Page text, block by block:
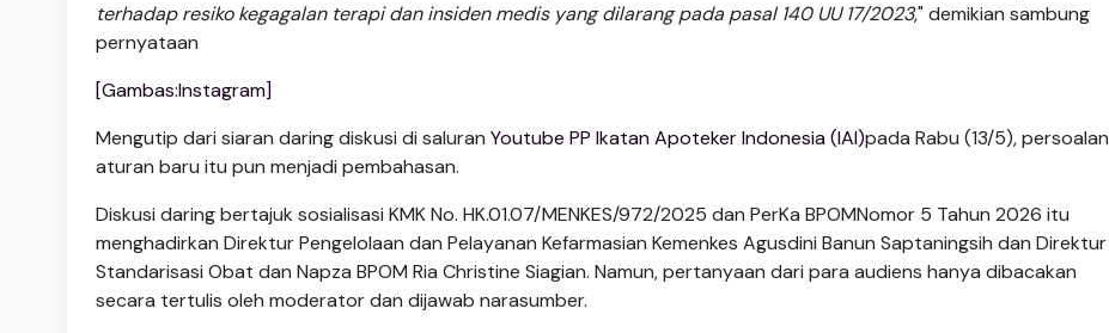
terhadap resiko kegagalan terapi dan insiden medis yang dilarang pada pasal 140 UU 17/2023," demikian sambung
pernyataan
[Gambas:Instagram]
Mengutip dari siaran daring diskusi di saluran Youtube PP Ikatan Apoteker Indonesia (IAI)pada Rabu (13/5), persoalan
aturan baru itu pun menjadi pembahasan.
Diskusi daring bertajuk sosialisasi KMK No. HK.01.07/MENKES/972/2025 dan PerKa BPOMNomor 5 Tahun 2026 itu
menghadirkan Direktur Pengelolaan dan Pelayanan Kefarmasian Kemenkes Agusdini Banun Saptaningsih dan Direktur
Standarisasi Obat dan Napza BPOM Ria Christine Siagian. Namun, pertanyaan dari para audiens hanya dibacakan
secara tertulis oleh moderator dan dijawab narasumber.